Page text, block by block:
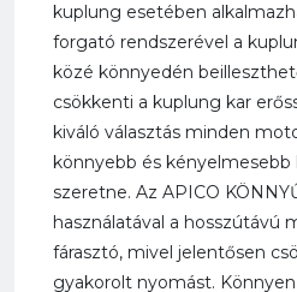
kuplung esetében
forgató rendszerével a
közé könnyedén
csökkenti a kuplung kar
kiváló választás minden
könnyebb és
szeretne. Az APICO
használatával a hosszútávú
fárasztó, mivel jelentősen
gyakorolt nyomást.